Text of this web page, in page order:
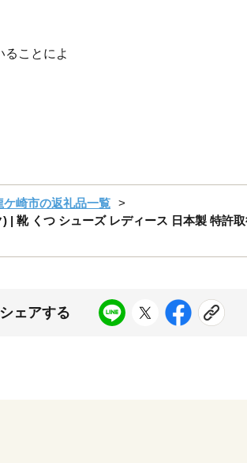
ることによ
ケ崎市の返礼品一覧
| 靴 くつ シューズ レディース 日本製 特許
ェアする